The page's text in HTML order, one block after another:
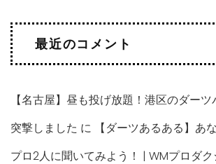
最近のコメント
【名古屋】昼も投げ放題！港区のダー
突撃しました に
【ダーツあるある】あ
プロ2人に聞いてみよう！ | WMプロダ